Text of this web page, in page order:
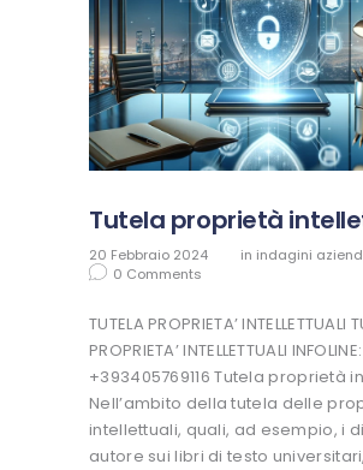
Tutela proprietà
20 Febbraio 2024 in indagini
0 Comments
TUTELA PROPRIETA’ INTELLETTUALI
PROPRIETA’ INTELLETTUALI INFOLINE:
+393405769116 Tutela proprietà
Nell’ambito della tutela delle
intellettuali, quali, ad esempio, i
autore sui libri di testo